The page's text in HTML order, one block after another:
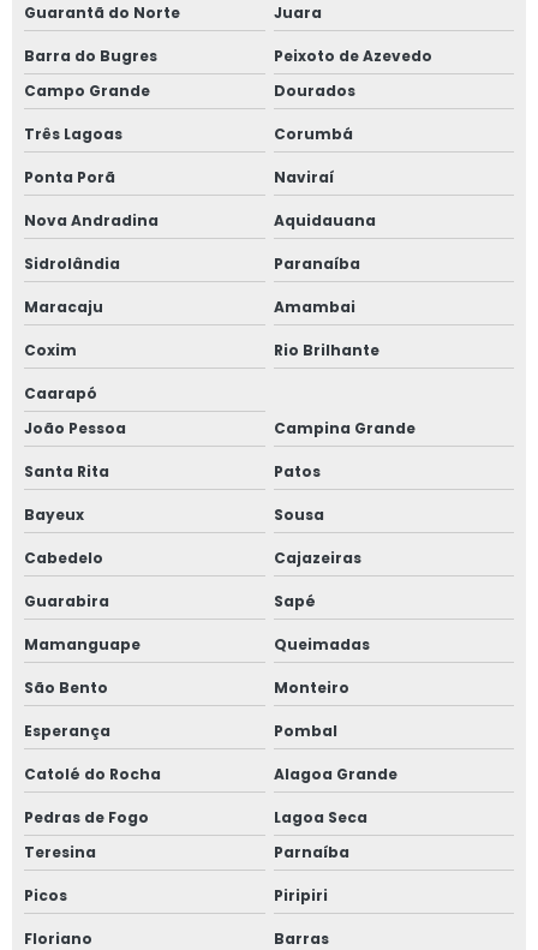
Guarantã do Norte Juara
Barra do Bugres
Peixoto de Azevedo
Campo Grande
Dourados
Três Lagoas Corumbá
Ponta Porã Naviraí
Nova Andradina Aquidauana
Sidrolândia Paranaíba
Maracaju Amambai
Coxim Rio Brilhante
Caarapó
João Pessoa
Campina Grande
Santa Rita Patos
Bayeux Sousa
Cabedelo Cajazeiras
Guarabira Sapé
Mamanguape Queimadas
São Bento Monteiro
Esperança Pombal
Catolé do Rocha Alagoa Grande
Pedras de Fogo
Lagoa Seca
Teresina
Parnaíba
Picos Piripiri
Floriano Barras